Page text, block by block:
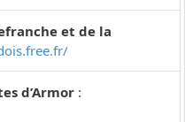
et de la
d’Armor :